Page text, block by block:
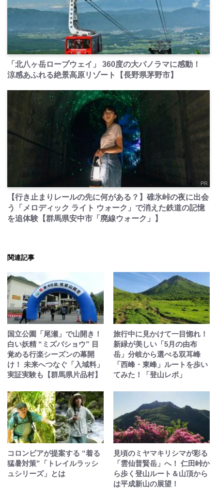
PR
「北八ヶ岳ロープウェイ」 360度の大パノラマに感動！
涼感あふれる絶景高原リゾート【長野県茅野市】
PR
【行き止まりレールの先に何がある？】碓氷峠の夜に出会
う「メロディック ライト ウォーク」で消えた鉄道の記憶
を追体験【群馬県安中市「廃線ウォーク」】
関連記事
国立公園「尾瀬」で山開き！
白い妖精 “ミズバショウ” 目
覚める行楽シーズンの幕開
け！ 未来へつなぐ「入域料」
実証実験も【群馬県片品村】
旅行中に見かけて一目惚れ！
新緑が美しい「5月の由布
岳」分岐から選べる双耳峰
「西峰・東峰」ルートを歩い
てみた！「登山レポ」
コロンビアが提案する “着る
猛暑対策”「トレイルラッシ
ュシリーズ」とは
見頃のミヤマキリシマが彩る
「雲仙普賢岳」へ！ 仁田峠か
ら歩く登山ルート＆山頂から
は平成新山の展望！